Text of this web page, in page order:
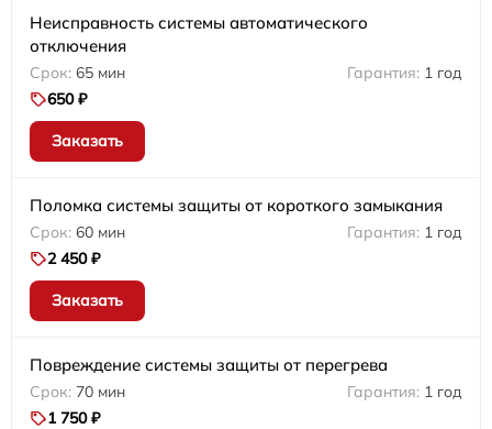
Неисправность системы автоматического
отключения
65 мин
1 год
650 ₽
Заказать
Поломка системы защиты от короткого замыкания
60 мин
1 год
2 450 ₽
Заказать
Повреждение системы защиты от перегрева
70 мин
1 год
1 750 ₽